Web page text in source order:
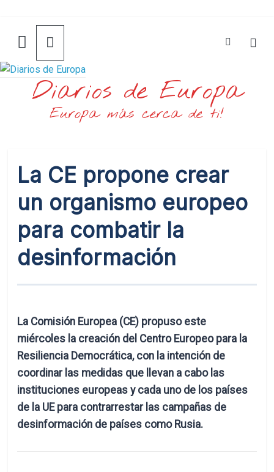
contenido
Diarios de Europa
Europa más cerca de ti!
La CE propone crear
un organismo europeo
para combatir la
desinformación
La Comisión Europea (CE) propuso este
miércoles la creación del Centro Europeo para la
Resiliencia Democrática, con la intención de
coordinar las medidas que llevan a cabo las
instituciones europeas y cada uno de los países
de la UE para contrarrestar las campañas de
desinformación de países como Rusia.